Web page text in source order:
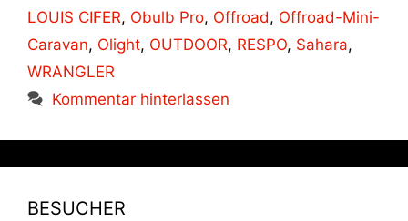
LOUIS CIFER, Obulb Pro, Offroad, Offroad-Mini-
Caravan, Olight, OUTDOOR, RESPO, Sahara,
WRANGLER
Kommentar hinterlassen
BESUCHER